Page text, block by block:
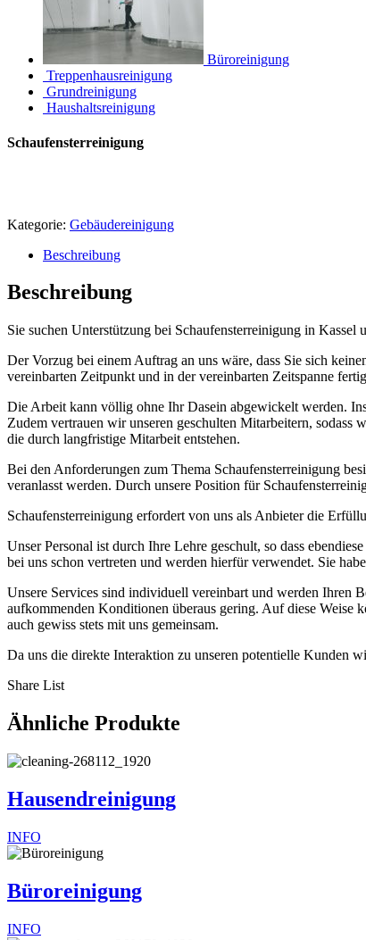
Büroreinigung
Treppenhausreinigung
Grundreinigung
Haushaltsreinigung
Schaufensterreinigung
Kategorie: Gebäudereinigung
Beschreibung
Beschreibung
Sie suchen Unterstützung bei Schaufensterreinigung in
Der Vorzug bei einem Auftrag an uns wäre, dass Sie sich
vereinbarten Zeitpunkt und in der vereinbarten Zeitspanne
Die Arbeit kann völlig ohne Ihr Dasein abgewickelt werden.
Zudem vertrauen wir unseren geschulten Mitarbeitern,
die durch langfristige Mitarbeit entstehen.
Bei den Anforderungen zum Thema Schaufensterreinigung
veranlasst werden. Durch unsere Position für
Schaufensterreinigung erfordert von uns als Anbieter die
Unser Personal ist durch Ihre Lehre geschult, so dass
bei uns schon vertreten und werden hierfür verwendet. Sie
Unsere Services sind individuell vereinbart und werden Ihren
aufkommenden Konditionen überaus gering. Auf diese Weise
auch gewiss stets mit uns gemeinsam.
Da uns die direkte Interaktion zu unseren potentielle Kunden
Share List
Ähnliche Produkte
Hausendreinigung
INFO
Büroreinigung
INFO